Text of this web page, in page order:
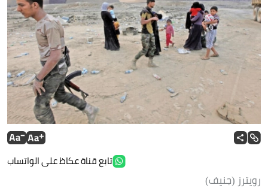
تابع قناة عكاظ على الواتساب
رويترز (جنيف)